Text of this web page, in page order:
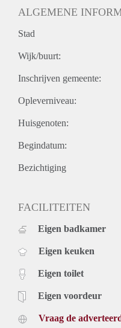
ALGEMENE
Stad
Wijk/buurt:
Inschrijven gemeente:
Opleverniveau:
Huisgenoten:
Begindatum:
Bezichtiging
FACILITEITEN
Eigen badkamer
Eigen keuken
Eigen toilet
Eigen voordeur
Vraag de